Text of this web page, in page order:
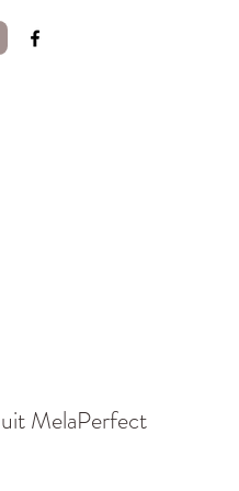
MelaPerfect